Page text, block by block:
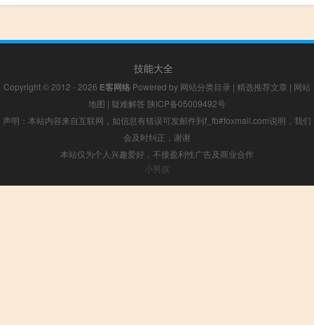
技能大全
Copyright © 2012 - 2026 E客网络 Powered by 网站分类目录 | 精选推荐文章 | 网站
地图 | 疑难解答 陕ICP备05009492号
声明：本站内容来自互联网，如信息有错误可发邮件到f_fb#foxmail.com说明，我们
会及时纠正，谢谢
本站仅为个人兴趣爱好，不接盈利性广告及商业合作
小男孩